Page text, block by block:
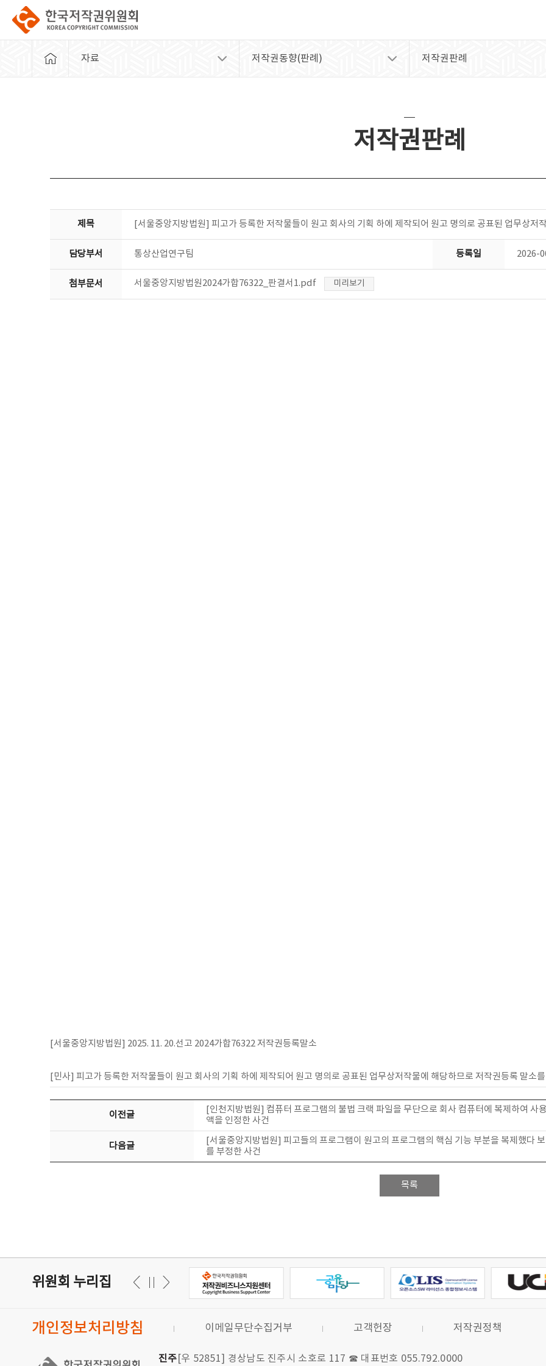
자료 저작권동향(판례) 저작권판례
저작권판례
제목 [서울중앙지방법원] 피고가 등록한 저작물들이 원고 회사의 기획 하에 제작되어 원고 명의로 공표된 업무상저
담당부서 통상산업연구팀 등록일 2026-
첨부문서 서울중앙지방법원2024가합76322_판결서1.pdf 미리보기
[서울중앙지방법원] 2025. 11. 20.선고 2024가합76322 저작권등록말소
[민사] 피고가 등록한 저작물들이 원고 회사의 기획 하에 제작되어 원고 명의로 공표된 업무상저작물에 해당하므로 저작권등록 말소
이전글
[인천지방법원] 컴퓨터 프로그램의 불법 크랙 파일을 무단으로 회사 컴퓨터에 복제하여 사
액을 인정한 사건
다음글
[서울중앙지방법원] 피고들의 프로그램이 원고의 프로그램의 핵심 기능 부분을 복제했다
를 부정한 사건
목록
위원회 누리집
개인정보처리방침 이메일무단수집거부 고객헌장 저작권정책
진주 [우 52851] 경상남도 진주시 소호로 117 ☎ 대표번호 055.792.0000